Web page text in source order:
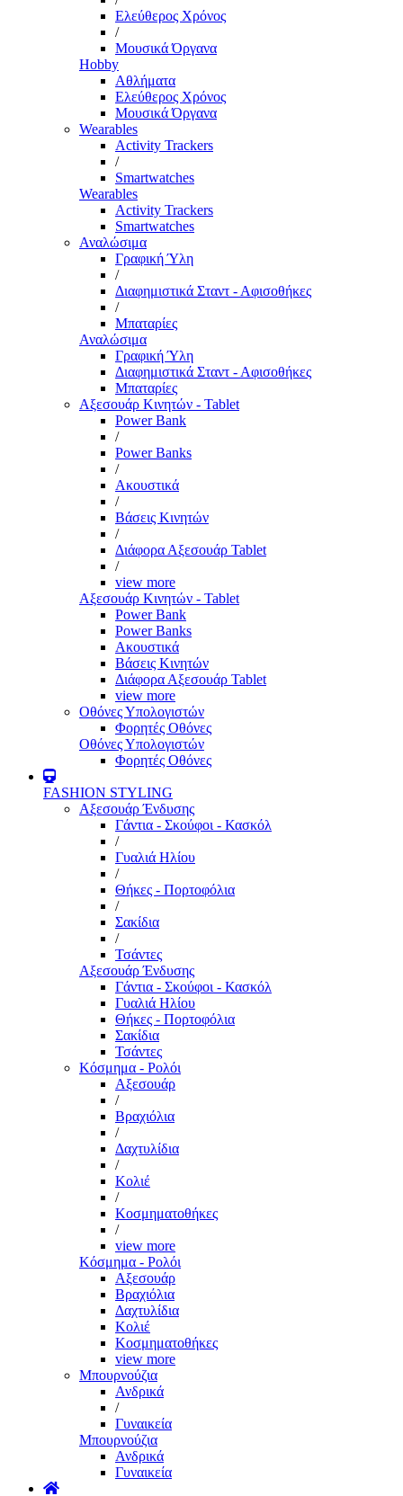
Ελεύθερος Χρόνος
/
Μουσικά Όργανα
Hobby
Αθλήματα
Ελεύθερος Χρόνος
Μουσικά Όργανα
Wearables
Activity Trackers
/
Smartwatches
Wearables
Activity Trackers
Smartwatches
Αναλώσιμα
Γραφική Ύλη
/
Διαφημιστικά Σταντ - Αφισοθήκες
/
Μπαταρίες
Αναλώσιμα
Γραφική Ύλη
Διαφημιστικά Σταντ - Αφισοθήκες
Μπαταρίες
Αξεσουάρ Κινητών - Tablet
Power Bank
/
Power Banks
/
Ακουστικά
/
Βάσεις Κινητών
/
Διάφορα Αξεσουάρ Tablet
/
view more
Αξεσουάρ Κινητών - Tablet
Power Bank
Power Banks
Ακουστικά
Βάσεις Κινητών
Διάφορα Αξεσουάρ Tablet
view more
Οθόνες Υπολογιστών
Φορητές Οθόνες
Οθόνες Υπολογιστών
Φορητές Οθόνες
FASHION STYLING
Αξεσουάρ Ένδυσης
Γάντια - Σκούφοι - Κασκόλ
/
Γυαλιά Ηλίου
/
Θήκες - Πορτοφόλια
/
Σακίδια
/
Τσάντες
Αξεσουάρ Ένδυσης
Γάντια - Σκούφοι - Κασκόλ
Γυαλιά Ηλίου
Θήκες - Πορτοφόλια
Σακίδια
Τσάντες
Κόσμημα - Ρολόι
Αξεσουάρ
/
Βραχιόλια
/
Δαχτυλίδια
/
Κολιέ
/
Κοσμηματοθήκες
/
view more
Κόσμημα - Ρολόι
Αξεσουάρ
Βραχιόλια
Δαχτυλίδια
Κολιέ
Κοσμηματοθήκες
view more
Μπουρνούζια
Ανδρικά
/
Γυναικεία
Μπουρνούζια
Ανδρικά
Γυναικεία